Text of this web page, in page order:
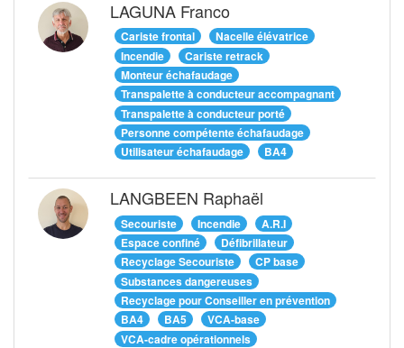
LAGUNA Franco
Cariste frontal
Nacelle élévatrice
Incendie
Cariste retrack
Monteur échafaudage
Transpalette à conducteur accompagnant
Transpalette à conducteur porté
Personne compétente échafaudage
Utilisateur échafaudage
BA4
LANGBEEN Raphaël
Secouriste Incendie
A.R.I
Espace confiné
Défibrillateur
Recyclage Secouriste
CP base
Substances dangereuses
Recyclage pour Conseiller en prévention
BA4
BA5
VCA-base
VCA-cadre opérationnels